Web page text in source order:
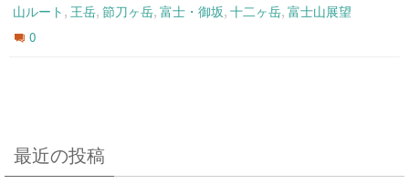
山ルート , 王岳, 節刀ヶ岳, 富士・御坂, 十二ヶ岳, 富士山展望
0
最近の投稿